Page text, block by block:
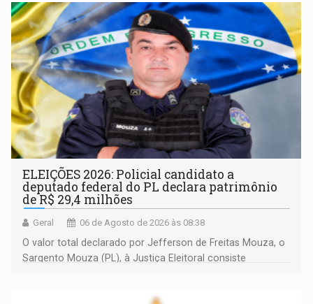
ELEIÇÕES 2026: Policial candidato a
deputado federal do PL declara patrimônio
de R$ 29,4 milhões
Geral 06 de Agosto de 2026 às 08:38
O valor total declarado por Jefferson de Freitas Mouza, o
Sargento Mouza (PL), à Justiça Eleitoral consiste